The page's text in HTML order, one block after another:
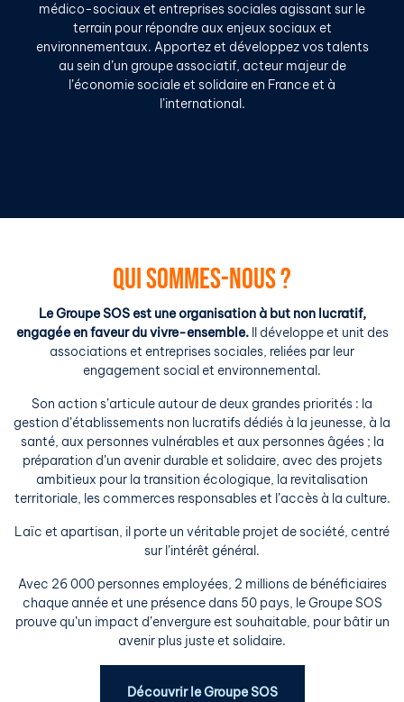
médico-sociaux et entreprises sociales agissant sur le
terrain pour répondre aux enjeux sociaux et
environnementaux. Apportez et développez vos talents
au sein d’un groupe associatif, acteur majeur de
l’économie sociale et solidaire en France et à
l’international.
QUI SOMMES-NOUS ?
Le Groupe SOS est une organisation à but non lucratif,
engagée en faveur du vivre-ensemble.Il développe et unit des
associations et entreprises sociales, reliées par leur
engagement social et environnemental.
Son action s’articule autour de deux grandes priorités : la
gestion d’établissements non lucratifs dédiés à la jeunesse, à la
santé, aux personnes vulnérables et aux personnes âgées ; la
préparation d’un avenir durable et solidaire, avec des projets
ambitieux pour la transition écologique, la revitalisation
territoriale, les commerces responsables et l’accès à la culture.
Laïc et apartisan, il porte un véritable projet de société, centré
sur l’intérêt général.
Avec 26 000 personnes employées, 2 millions de bénéficiaires
chaque année et une présence dans 50 pays, le Groupe SOS
prouve qu’un impact d’envergure est souhaitable, pour bâtir un
avenir plus juste et solidaire.
Découvrir le Groupe SOS